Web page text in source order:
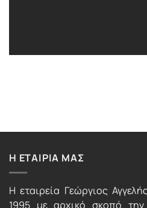
Η ΕΤΑΙΡΙΑ ΜΑΣ
Η εταιρεία Γεώργιος
1995 με αρχικό σκοπό